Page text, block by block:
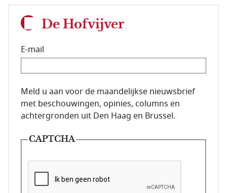
De Hofvijver
E-mail
E-mailadres van de abonnee.
Meld u aan voor de maandelijkse nieuwsbrief
met beschouwingen, opinies, columns en
achtergronden uit Den Haag en Brussel.
CAPTCHA